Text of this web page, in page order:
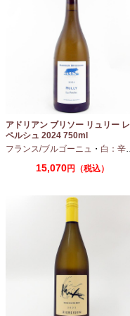
アドリアン ブリソー リュリー レ
ペルシュ 2024 750ml
フランス/ブルゴーニュ ・ 白：辛口
15,070円（税込）